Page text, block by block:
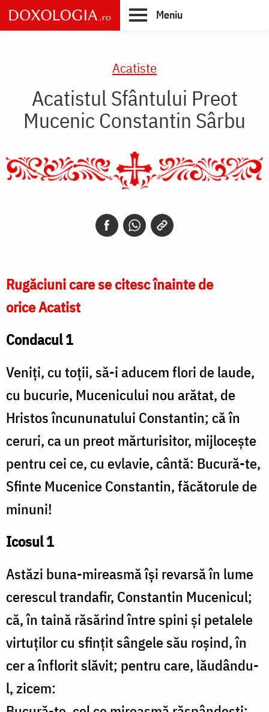
Skip
to
main
Meniu
Acatiste
Acatistul Sfântului Preot
Mucenic Constantin Sârbu
Rugăciuni care se citesc înainte de
orice Acatist
Condacul 1
Veniți, cu toții, să-i aducem flori de laude,
cu bucurie, Mucenicului nou arătat, de
Hristos încununatului Constantin; că în
ceruri, ca un preot mărturisitor, mijlocește
pentru cei ce, cu evlavie, cântă: Bucură-te,
Sfinte Mucenice Constantin, făcătorule de
minuni!
Icosul 1
Astăzi buna-mireasmă își revarsă în lume
cerescul trandafir, Constantin Mucenicul;
că, în taină răsărind între spini și petalele
virtuților cu sfințit sângele său roșind, în
cer a înflorit slăvit; pentru care, lăudându-
l, zicem: